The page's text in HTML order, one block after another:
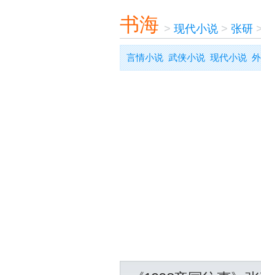
书海 > 现代小说> 张研
言情小说 武侠小说 现代小说